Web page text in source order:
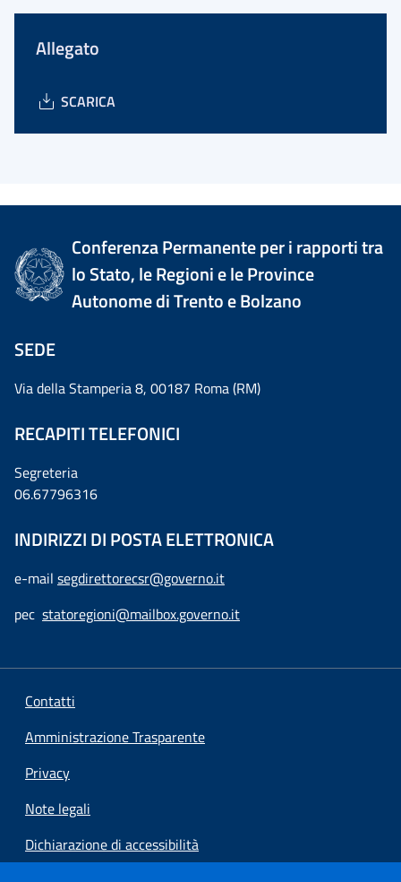
Allegato
SCARICA
Conferenza Permanente per i rapporti tra
lo Stato, le Regioni e le Province
Autonome di Trento e Bolzano
SEDE
Via della Stamperia 8, 00187 Roma (RM)
RECAPITI TELEFONICI
Segreteria
06.67796316
INDIRIZZI DI POSTA ELETTRONICA
e-mail segdirettorecsr@governo.it
pec statoregioni@mailbox.governo.it
Contatti
Amministrazione Trasparente
Privacy
Note legali
Dichiarazione di accessibilità